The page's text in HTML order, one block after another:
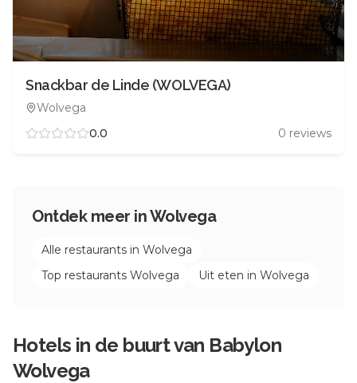
Snackbar de Linde (WOLVEGA)
Wolvega
0.0
0 reviews
Ontdek meer inWolvega
Alle restaurants in Wolvega
Top restaurants Wolvega Uit eten in Wolvega
Hotels in de buurt van Babylon
Wolvega